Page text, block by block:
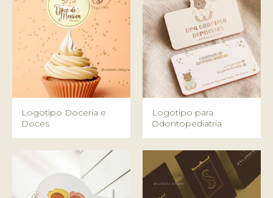
Logotipo Doceria e
Doces
Logotipo para
Odontopediatria